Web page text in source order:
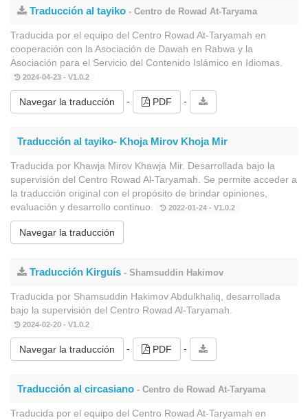
Traducción al tayiko - Centro de Rowad At-Taryama
Traducida por el equipo del Centro Rowad At-Taryamah en
cooperación con la Asociación de Dawah en Rabwa y la
Asociación para el Servicio del Contenido Islámico en Idiomas.
2024-04-23 - V1.0.2
Navegar la traducción - PDF -
Traducción al tayiko- Khoja Mirov Khoja Mir
Traducida por Khawja Mirov Khawja Mir. Desarrollada bajo la
supervisión del Centro Rowad Al-Taryamah. Se permite acceder a
la traducción original con el propósito de brindar opiniones,
evaluación y desarrollo continuo.
2022-01-24 - V1.0.2
Navegar la traducción
Traducción Kirguís - Shamsuddin Hakimov
Traducida por Shamsuddin Hakimov Abdulkhaliq, desarrollada
bajo la supervisión del Centro Rowad Al-Taryamah.
2024-02-20 - V1.0.2
Navegar la traducción - PDF -
Traducción al circasiano - Centro de Rowad At-Taryama
Traducida por el equipo del Centro Rowad At-Taryamah en